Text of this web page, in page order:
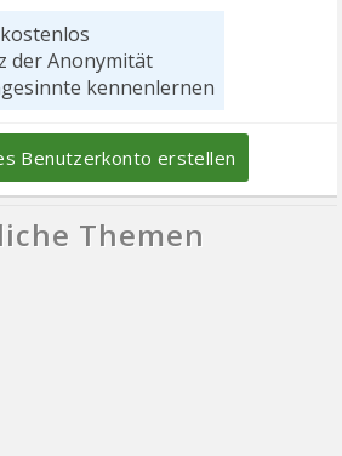
der Anonymität
kennenlernen
Benutzerkonto erstellen
Themen